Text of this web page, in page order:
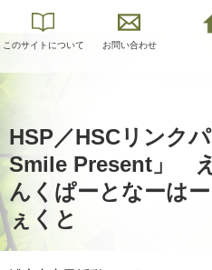
このサイトについて お問い合わせ
HSP／HSCリンク
Smile Present」
んくぱーとなーは
ぇくと